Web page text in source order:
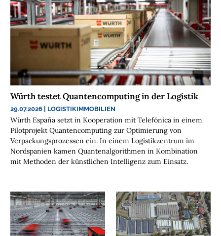
C
H
E
N
A
C
H
H
A
L
T
I
G
K
I
T
U
Würth testet Quantencomputing in der Logistik
29.07.2026 LOGISTIKIMMOBILIEN
Würth España setzt in Kooperation mit Telefónica in einem
Pilotprojekt Quantencomputing zur Optimierung von
Verpackungsprozessen ein. In einem Logistikzentrum im
Nordspanien kamen Quantenalgorithmen in Kombination
mit Methoden der künstlichen Intelligenz zum Einsatz.